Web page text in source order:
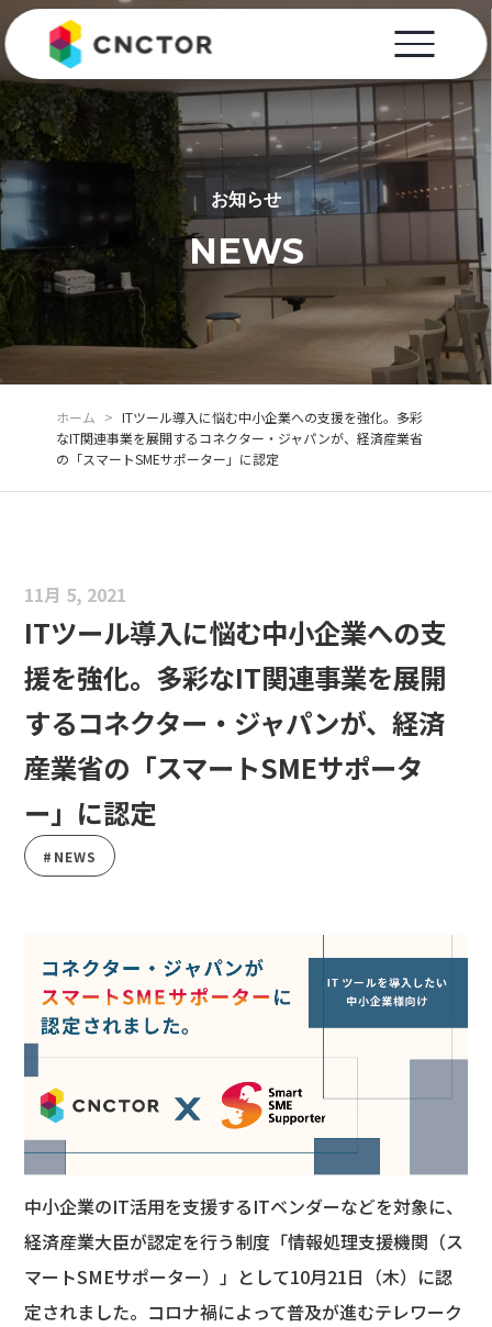
お知らせ
NEWS
ホーム > ITツール導入に悩む中小企業への支援を強化。多彩
なIT関連事業を展開するコネクター・ジャパンが、経済産業省
の「スマートSMEサポーター」に認定
11月 5, 2021
ITツール導入に悩む中小企業への支
援を強化。多彩なIT関連事業を展開
するコネクター・ジャパンが、経済
産業省の「スマートSMEサポータ
ー」に認定
#NEWS
中小企業のIT活用を支援するITベンダーなどを対象に、
経済産業大臣が認定を行う制度「情報処理支援機関（ス
マートSMEサポーター）」として10月21日（木）に認
定されました。コロナ禍によって普及が進むテレワーク